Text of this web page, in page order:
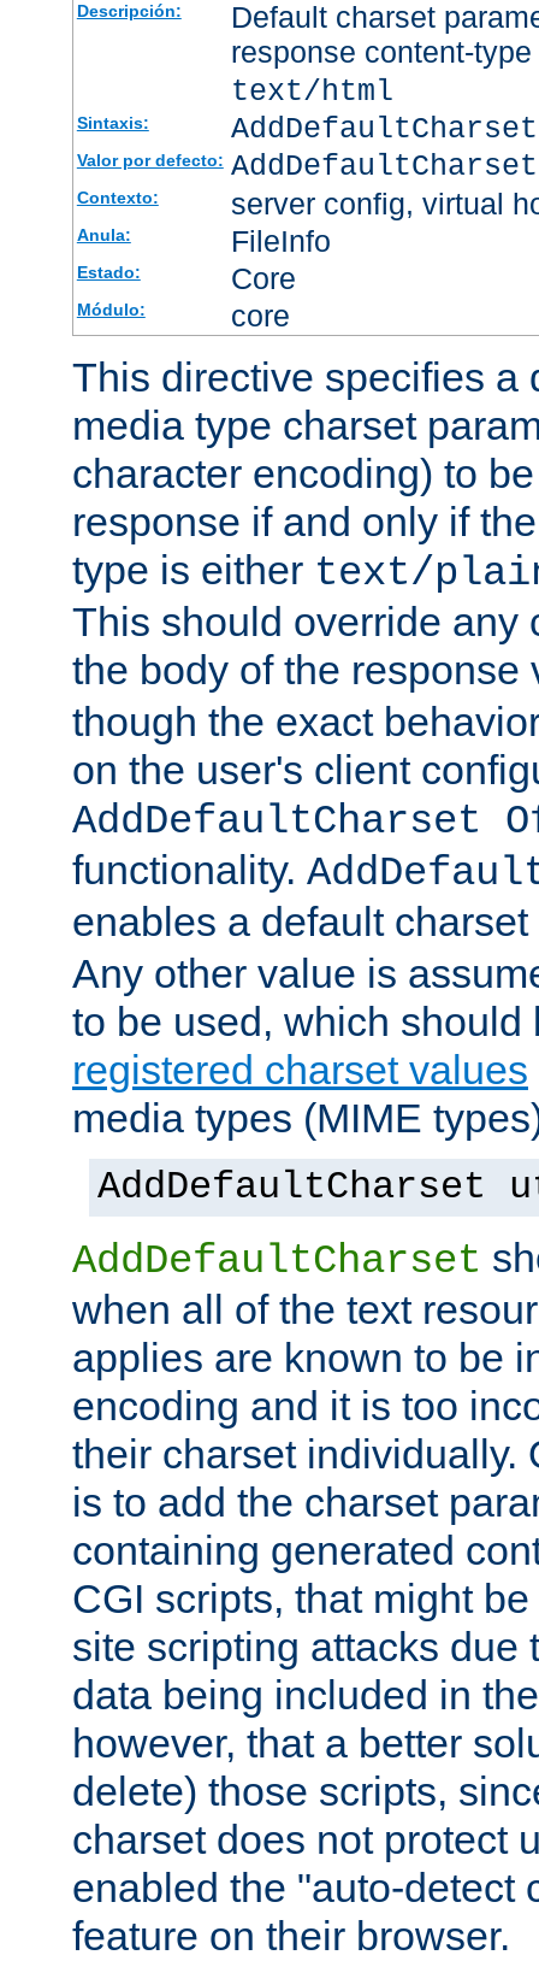
Descripción:
Default charset
response content-
text/html
Sintaxis:
Valor por defecto:
Contexto: server config, virtual
Anula: FileInfo
Estado: Core
Módulo: core
This directive specifies a
media type charset
character encoding) to
response if and only if
type is either text/
This should override any
the body of the
though the exact
on the user's client
AddDefaultCharset
functionality.
enables a default
Any other value is
to be used, which
registered charset values
media types (MIME
AddDefaultCharset
AddDefaultCharset
when all of the text
applies are known to be
encoding and it is too
their charset individually.
is to add the charset
containing generated
CGI scripts, that might
site scripting attacks due
data being included in
however, that a better
delete) those scripts,
charset does not protect
enabled the "auto-detect
feature on their browser.